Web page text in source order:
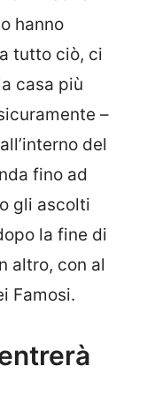
hanno
tutto ciò, ci
casa più
–
del
fino ad
gli ascolti
la fine di
altro, con al
Famosi.